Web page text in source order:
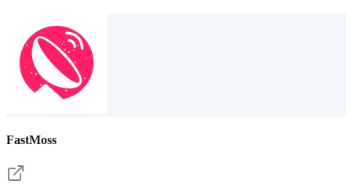
FastMoss